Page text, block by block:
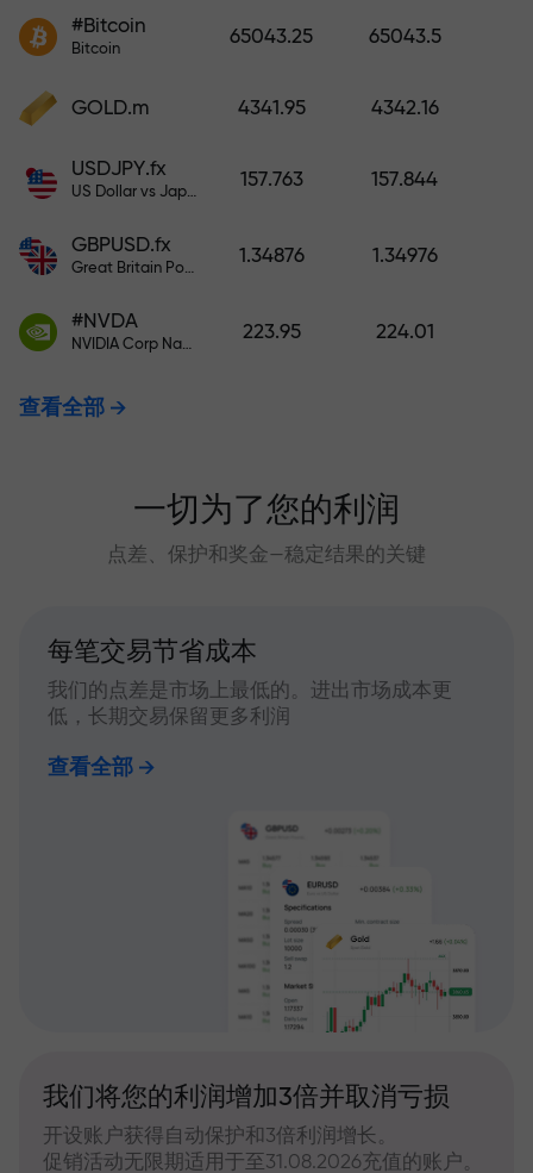
奖金。X1000不是印刷错误。存款
#Bitcoin
Bitcoin
65043.25 65043.5
GOLD.m 4341.95 4342.16
USDJPY.fx
US Dollar vs Japanese Yen
157.763 157.844
GBPUSD.fx
Great Britain Pound vs US Dollar
1.34876 1.34976
#NVDA
NVIDIA Corp Nasdaq Stock Exchange (Nasdaq) USD
223.95 224.01
查看全部
一切为了您的利润
点差、保护和奖金—稳定结果的关键
每笔交易节省成本
我们的点差是市场上最低的。进出市场成本更
低，长期交易保留更多利润
查看全部
我们将您的利润增加3倍并取消亏损
开设账户获得自动保护和3倍利润增长。
促销活动无限期适用于至31.08.2026充值的账户。